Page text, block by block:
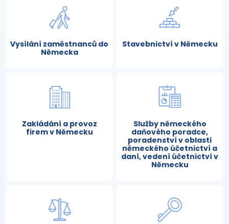
Vysílání zaměstnanců do
Německa
Stavebnictví v Německu
Zakládání a provoz
firem v Německu
Služby německého
daňového poradce,
poradenství v oblasti
německého účetnictví a
daní, vedení účetnictví v
Německu